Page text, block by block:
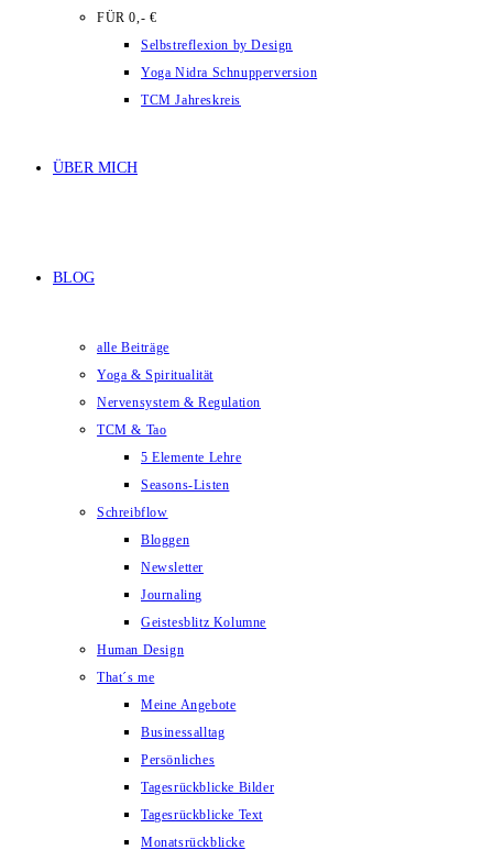
FÜR 0,- €
Selbstreflexion by Design
Yoga Nidra Schnupperversion
TCM Jahreskreis
ÜBER MICH
BLOG
alle Beiträge
Yoga & Spiritualität
Nervensystem & Regulation
TCM & Tao
5 Elemente Lehre
Seasons-Listen
Schreibflow
Bloggen
Newsletter
Journaling
Geistesblitz Kolumne
Human Design
That´s me
Meine Angebote
Businessalltag
Persönliches
Tagesrückblicke Bilder
Tagesrückblicke Text
Monatsrückblicke